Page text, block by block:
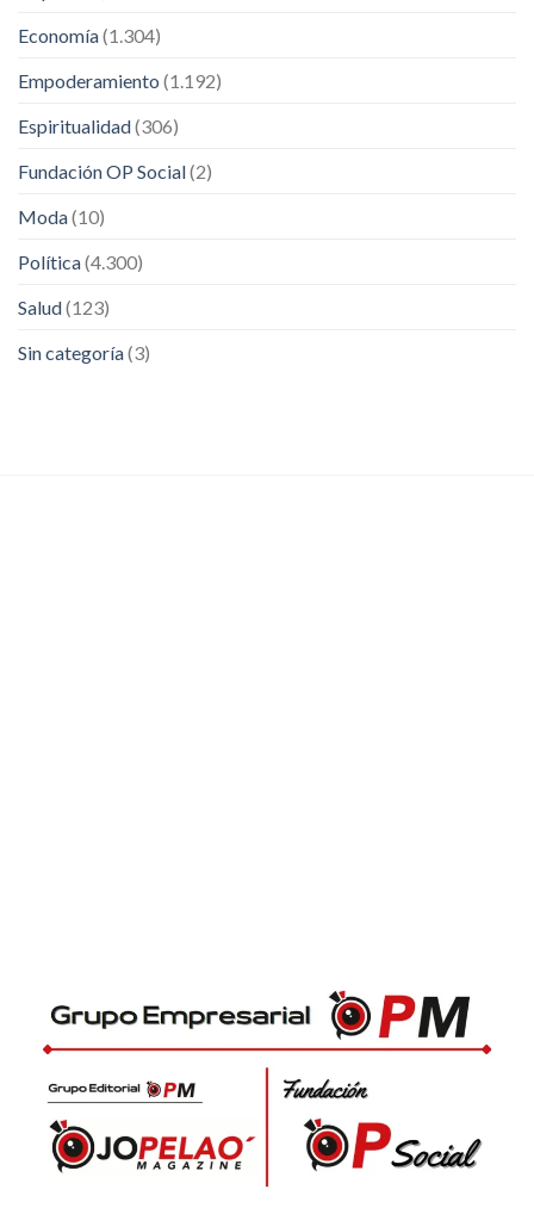
Economía(1.304)
Empoderamiento (1.192)
Espiritualidad(306)
Fundación OP Social(2)
Moda(10)
Política(4.300)
Salud(123)
Sin categoría(3)